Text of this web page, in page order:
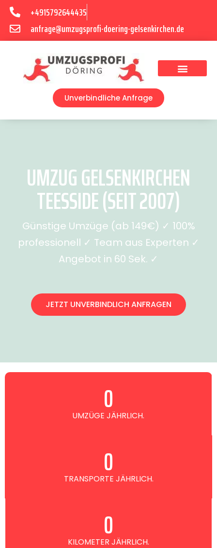
+4915792644435
anfrage@umzugsprofi-doering-gelsenkirchen.de
Unverbindliche Anfrage
UMZUG GELSENKIRCHEN
TEESSIDE (SEIT 2007)
Günstige Umzüge (ab 149€) ✓ 100%
professionell ✓ Team aus Experten ✓
Angebot in 60 Sek. ✓
JETZT UNVERBINDLICH ANFRAGEN
UMZÜGE JÄHRLICH.
0
TRANSPORTE JÄHRLICH.
0
KILOMETER JÄHRLICH.
0